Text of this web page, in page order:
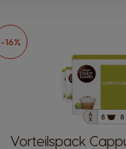
-16%
Vorteilspack